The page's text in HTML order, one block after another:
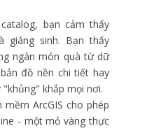
bạn cảm thấy
giáng sinh. Bạn thấy
ngàn món quà từ dữ
đồ nền chi tiết hay
khắp mọi nơi.
ArcGIS cho phép
- một mỏ vàng thực